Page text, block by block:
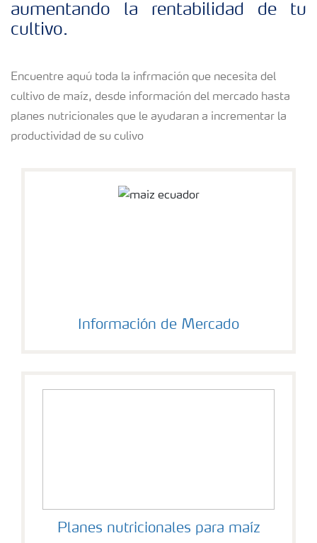
aumentando la rentabilidad de tu
cultivo.
Encuentre aquú toda la infrmación que necesita del
cultivo de maíz, desde información del mercado hasta
planes nutricionales que le ayudaran a incrementar la
productividad de su culivo
Información de Mercado
Planes nutricionales para maíz